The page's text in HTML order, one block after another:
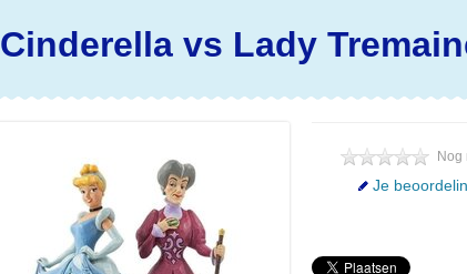
Cinderella vs Lady
Nog
Je